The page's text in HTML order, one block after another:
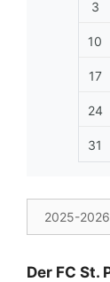
3
10
17
24
31
Der FC St.